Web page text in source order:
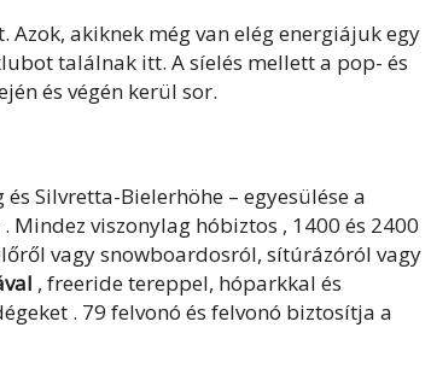
Azok, akiknek még van elég energiájuk egy
találnak itt. A síelés mellett a pop- és
és végén kerül sor.
Silvretta-Bielerhöhe – egyesülése a
. Mindez viszonylag hóbiztos , 1400 és 2400
vagy snowboardosról, sítúrázóról vagy
, freeride tereppel, hóparkkal és
. 79 felvonó és felvonó biztosítja a